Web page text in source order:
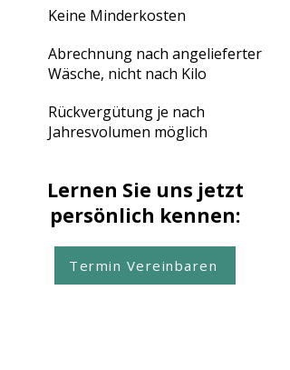
Keine Minderkosten
Abrechnung nach angelieferter
Wäsche, nicht nach Kilo
Rückvergütung je nach
Jahresvolumen möglich
Lernen Sie uns jetzt
persönlich kennen:
Termin Vereinbaren